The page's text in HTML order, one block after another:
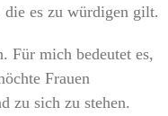
die es zu würdigen gilt.
Für mich bedeutet es,
Frauen
zu sich zu stehen.